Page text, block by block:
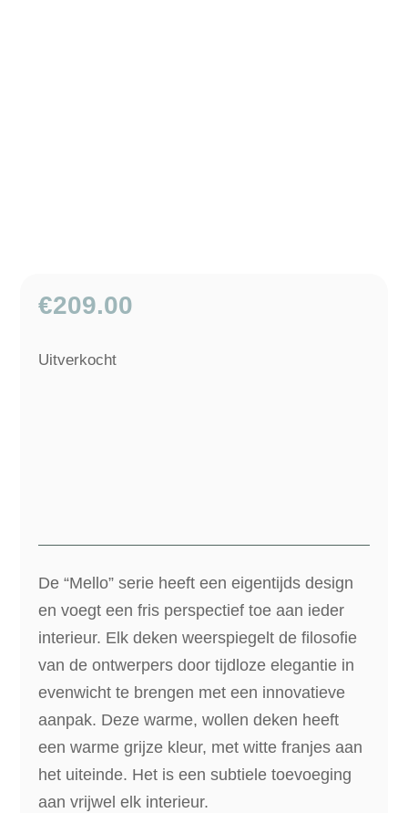
€209.00
Uitverkocht
De “Mello” serie heeft een eigentijds design
en voegt een fris perspectief toe aan ieder
interieur. Elk deken weerspiegelt de filosofie
van de ontwerpers door tijdloze elegantie in
evenwicht te brengen met een innovatieve
aanpak. Deze warme, wollen deken heeft
een warme grijze kleur, met witte franjes aan
het uiteinde. Het is een subtiele toevoeging
aan vrijwel elk interieur.